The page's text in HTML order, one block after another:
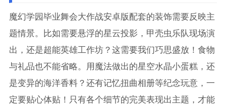
魔幻学园毕业舞会大作战安卓版配套的装饰需要反映主
题情景。比如需要悬浮的星云投影，甲壳虫乐队现场演
出，还是超能英雄工作坊？这需要我们巧思盛放！食物
与礼品也不能省略。用魔法做出的星空水晶小蛋糕，还
是变异的海洋香料？还有记忆扭曲相册等纪念玩意，一
定要贴心体贴！只有各个细节的完美表现出主题，才能